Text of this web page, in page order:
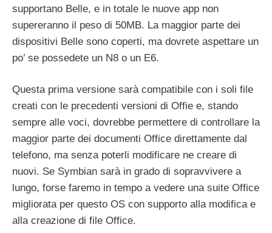
supportano Belle, e in totale le nuove app non
supereranno il peso di 50MB. La maggior parte dei
dispositivi Belle sono coperti, ma dovrete aspettare un
po’ se possedete un N8 o un E6.
Questa prima versione sarà compatibile con i soli file
creati con le precedenti versioni di Offie e, stando
sempre alle voci, dovrebbe permettere di controllare la
maggior parte dei documenti Office direttamente dal
telefono, ma senza poterli modificare ne creare di
nuovi. Se Symbian sarà in grado di sopravvivere a
lungo, forse faremo in tempo a vedere una suite Office
migliorata per questo OS con supporto alla modifica e
alla creazione di file Office.